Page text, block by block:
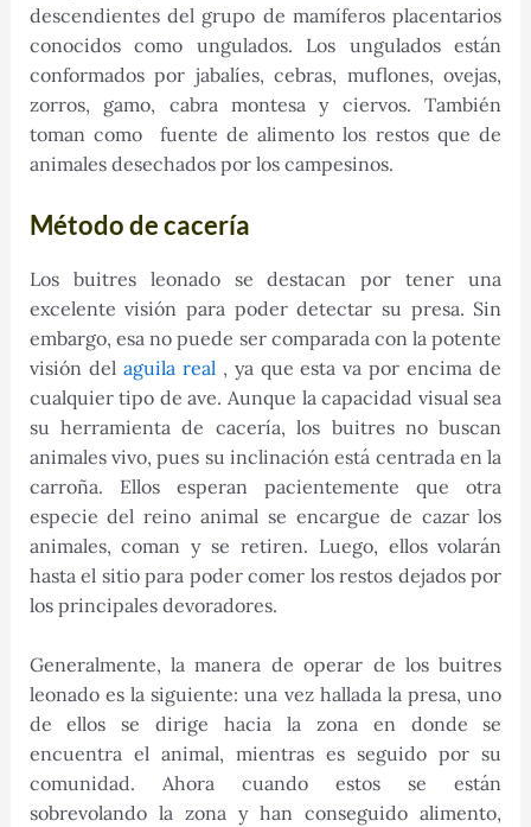
descendientes del grupo de mamíferos placentarios
conocidos como ungulados. Los ungulados están
conformados por jabalíes, cebras, muflones, ovejas,
zorros, gamo, cabra montesa y ciervos. También
toman como fuente de alimento los restos que de
animales desechados por los campesinos.
Método de cacería
Los buitres leonado se destacan por tener una
excelente visión para poder detectar su presa. Sin
embargo, esa no puede ser comparada con la potente
visión del aguila real , ya que esta va por encima de
cualquier tipo de ave. Aunque la capacidad visual sea
su herramienta de cacería, los buitres no buscan
animales vivo, pues su inclinación está centrada en la
carroña. Ellos esperan pacientemente que otra
especie del reino animal se encargue de cazar los
animales, coman y se retiren. Luego, ellos volarán
hasta el sitio para poder comer los restos dejados por
los principales devoradores.
Generalmente, la manera de operar de los buitres
leonado es la siguiente: una vez hallada la presa, uno
de ellos se dirige hacia la zona en donde se
encuentra el animal, mientras es seguido por su
comunidad. Ahora cuando estos se están
sobrevolando la zona y han conseguido alimento,